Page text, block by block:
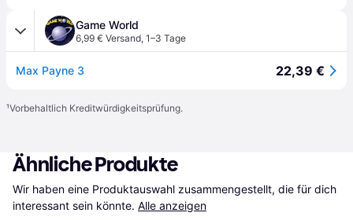
Game World
6,99 € Versand, 1–3 Tage
Max Payne 3 22,39 €
¹Vorbehaltlich Kreditwürdigkeitsprüfung.
Ähnliche Produkte
Wir haben eine Produktauswahl zusammengestellt, die für dich
interessant sein könnte. Alle anzeigen